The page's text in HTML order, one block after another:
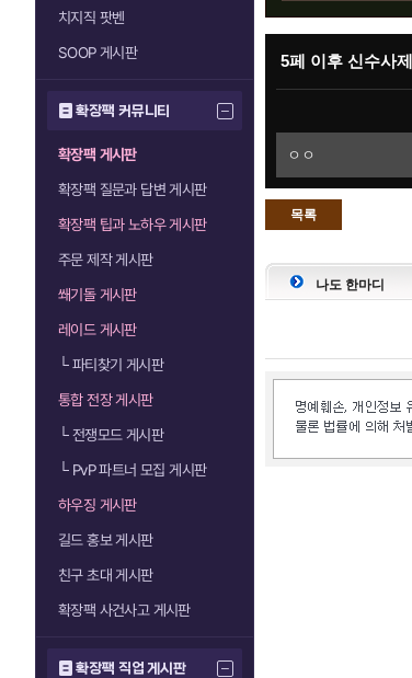
치지직 팟벤
SOOP 게시판
확장팩 커뮤니티
확장팩 게시판
확장팩 질문과 답변 게시판
확장팩 팁과 노하우 게시판
주문 제작 게시판
쐐기돌 게시판
레이드 게시판
└파티찾기 게시판
통합 전장 게시판
└전쟁모드 게시판
└PvP 파트너 모집 게시판
하우징 게시판
길드 홍보 게시판
친구 초대 게시판
확장팩 사건사고 게시판
확장팩 직업 게시판
5페 이후 신수사제
ㅇㅇ
목록
나도 한마디